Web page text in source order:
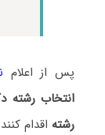
پس از اعلام
انتخاب رشته
رشته اقدام